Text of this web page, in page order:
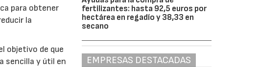
para obtener
la
objetivo de que
sencilla y útil en
fertilizantes: hasta 92,5 euros por
hectárea en regadío y 38,33 en
secano
EMPRESAS DESTACADAS